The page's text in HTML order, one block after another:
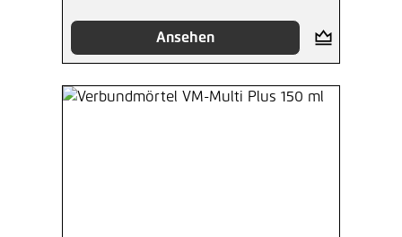
Ansehen